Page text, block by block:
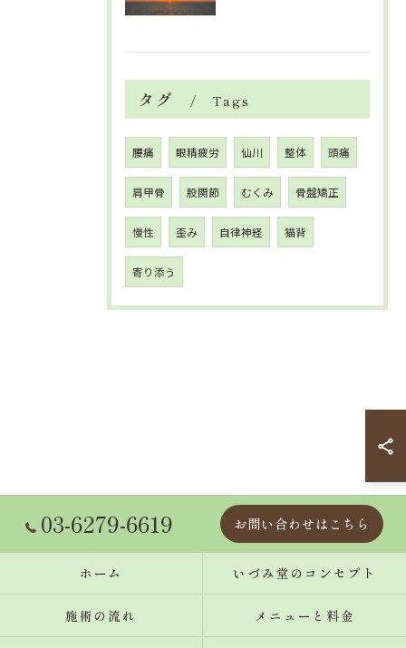
タグ Tags
腰痛 眼精疲労 仙川 整体 頭痛
肩甲骨 股関節 むくみ 骨盤矯正
慢性 歪み 自律神経 猫背
寄り添う
03-6279-6619 お問い合わせはこちら
ホーム いづみ堂のコンセプト
施術の流れ メニューと料金